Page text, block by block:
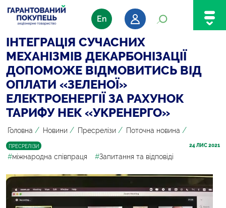
En
ІНТЕГРАЦІЯ СУЧАСНИХ
МЕХАНІЗМІВ ДЕКАРБОНІЗАЦІЇ
ДОПОМОЖЕ ВІДМОВИТИСЬ ВІД
ОПЛАТИ «ЗЕЛЕНОЇ»
ЕЛЕКТРОЕНЕРГІЇ ЗА РАХУНОК
ТАРИФУ НЕК «УКРЕНЕРГО»
Головна / Новини / Пресрелізи / Поточна новина /
ПРЕСРЕЛІЗИ
#міжнародна співпраця #Запитання та відповіді
24 ЛИС 2021